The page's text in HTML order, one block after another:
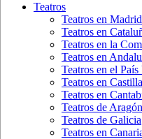
Teatros
Teatros en Madrid
Teatros en
Teatros en la
Teatros en
Teatros en el País
Teatros en
Teatros en
Teatros de Aragón
Teatros de Galicia
Teatros en